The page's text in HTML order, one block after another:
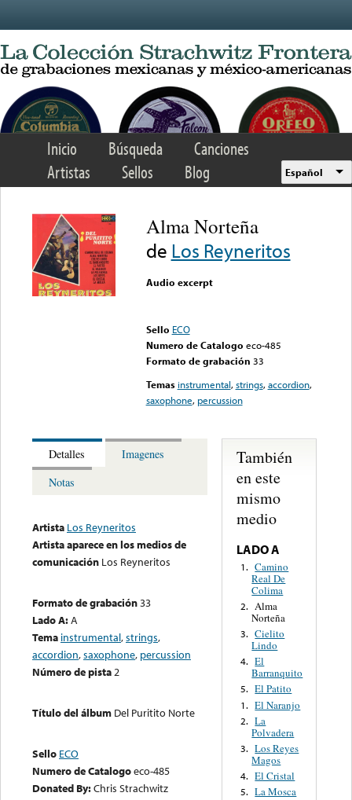
Inicio Búsqueda
Canciones
Artistas
Sellos Blog Español
Alma Norteña
de Los Reyneritos
Audio excerpt
Sello ECO
Numero de Catalogo eco-485
Formato de grabación 33
Temas instrumental,strings,accordion,
saxophone, percussion
Detalles
Imagenes
Notas
Artista Los Reyneritos
Artista aparece en los medios de
comunicación Los Reyneritos
Formato de grabación33
Lado A:A
Tema instrumental,strings,
accordion,saxophone, percussion
Número de pista2
Título del álbum Del Puritito Norte
Sello ECO
Numero de Catalogoeco-485
Donated By:Chris Strachwitz
También
en este
mismo
medio
LADO A
1. Camino
Real De
Colima
2. Alma
Norteña
3. Cielito
Lindo
4. El
Barranquito
5. El Patito
1. El Naranjo
2. La
Polvadera
3. Los Reyes
Magos
4. El Cristal
5. La Mosca